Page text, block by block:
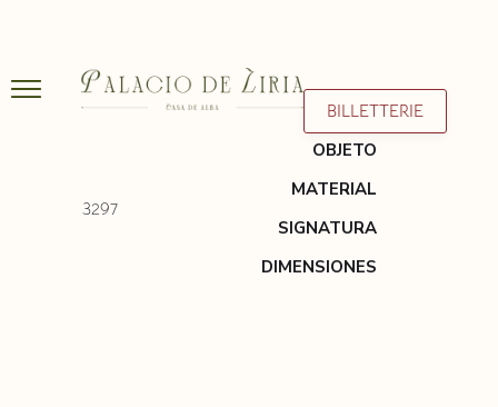
BILLETTERIE
3297
OBJETO
MATERIAL
SIGNATURA
DIMENSIONES